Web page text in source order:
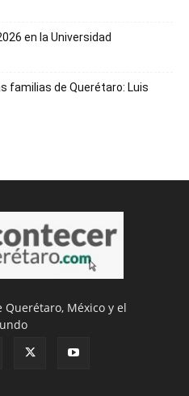
en la Universidad
familias de Querétaro: Luis
Querétaro, México y el